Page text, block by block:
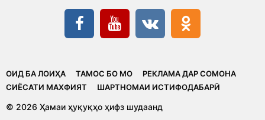
ОИД БА ЛОИҲА ТАМОС БО МО
РЕКЛАМА ДАР СОМОНА
CИЁСАТИ МАХФИЯТ
ШАРТНОМАИ ИСТИФОДАБАРӢ
© 2026 Ҳамаи ҳуқуқҳо ҳифз шудаанд